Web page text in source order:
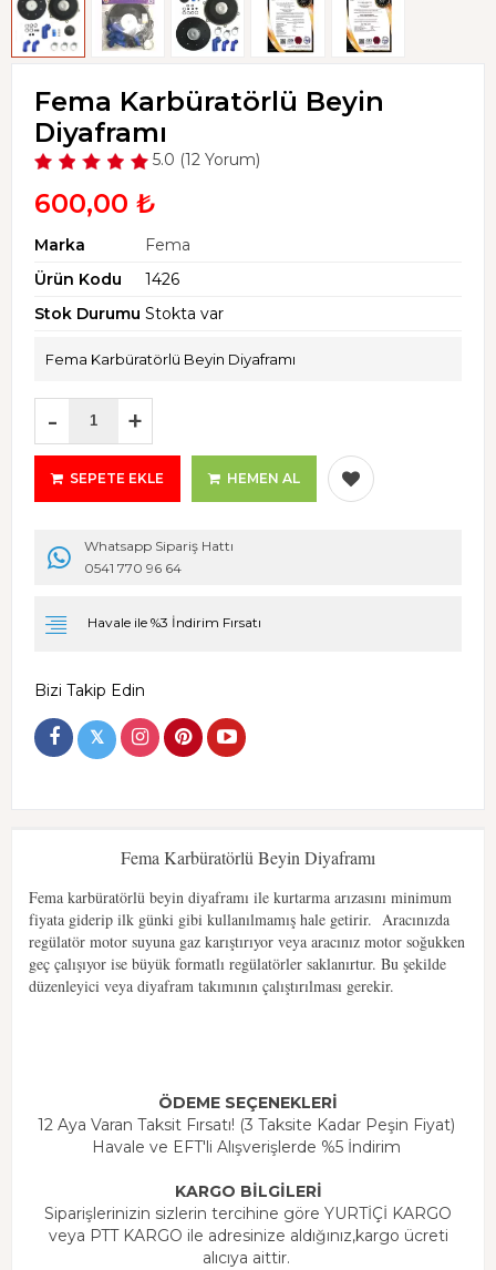
Fema Karbüratörlü Beyin
Diyaframı
5.0 (12 Yorum)
600,00 ₺
Marka
Fema
Ürün Kodu
1426
Stok Durumu Stokta var
Fema Karbüratörlü Beyin Diyaframı
- +
SEPETE EKLE HEMEN AL
Whatsapp Sipariş Hattı
0541 770 96 64
Havale ile %3 İndirim Fırsatı
Bizi Takip Edin
𝕏
Fema Karbüratörlü Beyin Diyaframı
Fema karbüratörlü beyin diyaframı ile kurtarma arızasını minimum
fiyata giderip ilk günki gibi kullanılmamış hale getirir. Aracınızda
regülatör motor suyuna gaz karıştırıyor veya aracınız motor soğukken
geç çalışıyor ise büyük formatlı regülatörler saklanırtur. Bu şekilde
düzenleyici veya diyafram takımının çalıştırılması gerekir.
ÖDEME SEÇENEKLERİ
12 Aya Varan Taksit Fırsatı! (3 Taksite Kadar Peşin Fiyat)
Havale ve EFT'li Alışverişlerde %5 İndirim
KARGO BİLGİLERİ
Siparişlerinizin sizlerin tercihine göre YURTİÇİ KARGO
veya PTT KARGO ile adresinize aldığınız,kargo ücreti
alıcıya aittir.